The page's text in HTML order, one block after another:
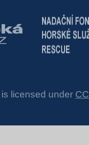
licensed under